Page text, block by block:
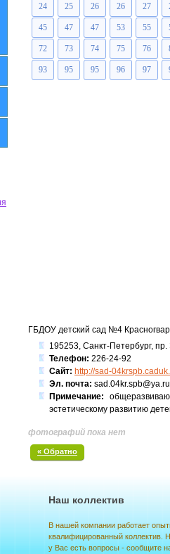
24 25 26 26 27
45 47 47 53 55
72 73 74 75 76
93 95 95 96 97
ГБДОУ детский сад №4
195253, Санкт-Петербург, пр.
Телефон: 226-24-92
Сайт: http://sad-
Эл. почта: sad.04kr.spb@ya.ru
Примечание:
эстетическому развитию
фотографий пока нет
« Обратно
Наш коллектив
В нашей компании работает
квалифицированный коллектив.
у Вас есть вопросы - сообщите